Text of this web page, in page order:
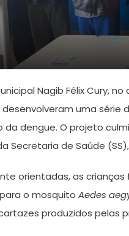
Nagib Félix Cury,
desenvolveram uma
da dengue. O projeto
Secretaria de Saúde
orientadas, as
o mosquito Aedes
produzidos pelas